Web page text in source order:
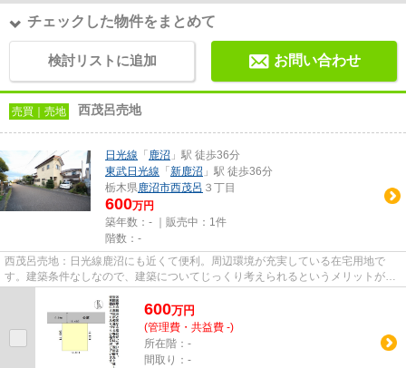
チェックした物件をまとめて
検討リストに追加 お問い合わせ
売買｜売地 西茂呂売地
日光線 「 鹿沼 」駅 徒歩36分
東武日光線 「 新鹿沼 」駅 徒歩36分
栃木県鹿沼市西茂呂 ３丁目
600万円
築年数：- ｜販売中： 1件
階数：-
西茂呂売地：日光線鹿沼にも近くて便利。周辺環境が充実している在宅用地で
す。建築条件なしなので、建築についてじっくり考えられるというメリットがあ
600万円
(管理費・共益費 -)
所在階：-
間取り：-